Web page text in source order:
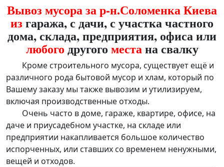
Вывоз мусора за р-н.Соломенка Киева
из гаража, с дачи, с участка частного
дома, склада, предприятия, офиса или
любогодругого местана свалку
Кроме строительного мусора, существует ещё и
различного рода бытовой мусор и хлам, который по
Вашему заказу мы также вывозим и утилизируем,
включая производственные отходы.
Очень часто в доме, гараже, квартире, офисе, на
даче и приусадебном участке, на складе или
предприятии накапливается большое количество
испорченных, или ставших со временем ненужными,
вещей и отходов.